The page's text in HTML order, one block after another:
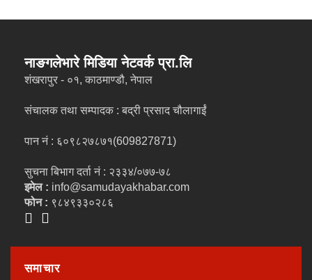
नाङगलेभारे मिडिया नेटवर्क प्रा.लि
शंखरापुर - ०१, काठमाण्डौ, नेपाल
संचालक तथा सम्पादक : बद्री प्रसाद चौलागाईं
पान नं : ६०९८२७८७१(609827871)
सुचना बिभाग दर्ता नं : २३३४/०७७-७८
इमेल : info@samudayakhabar.com
फोन : ९८४९३३०२८६
समाचार